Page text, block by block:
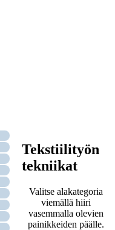
Tekstiilityön
tekniikat
Valitse alakategoria
viemällä hiiri
vasemmalla olevien
painikkeiden päälle.